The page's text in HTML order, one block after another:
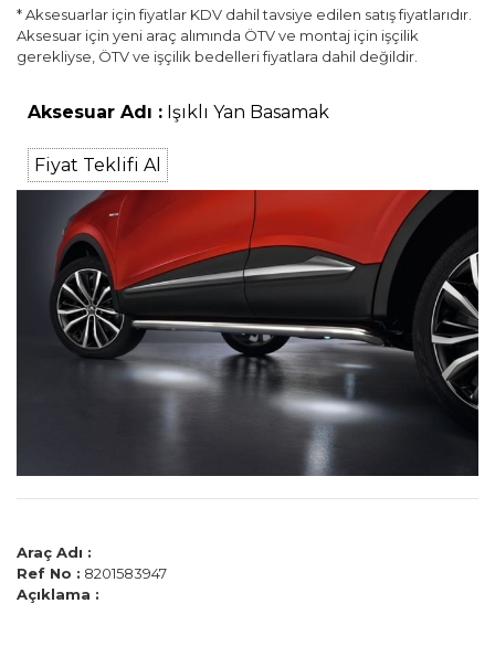
* Aksesuarlar için fiyatlar KDV dahil tavsiye edilen satış fiyatlarıdır.
Aksesuar için yeni araç alımında ÖTV ve montaj için işçilik
gerekliyse, ÖTV ve işçilik bedelleri fiyatlara dahil değildir.
Aksesuar Adı : Işıklı Yan Basamak
Fiyat Teklifi Al
Araç Adı :
Ref No : 8201583947
Açıklama :